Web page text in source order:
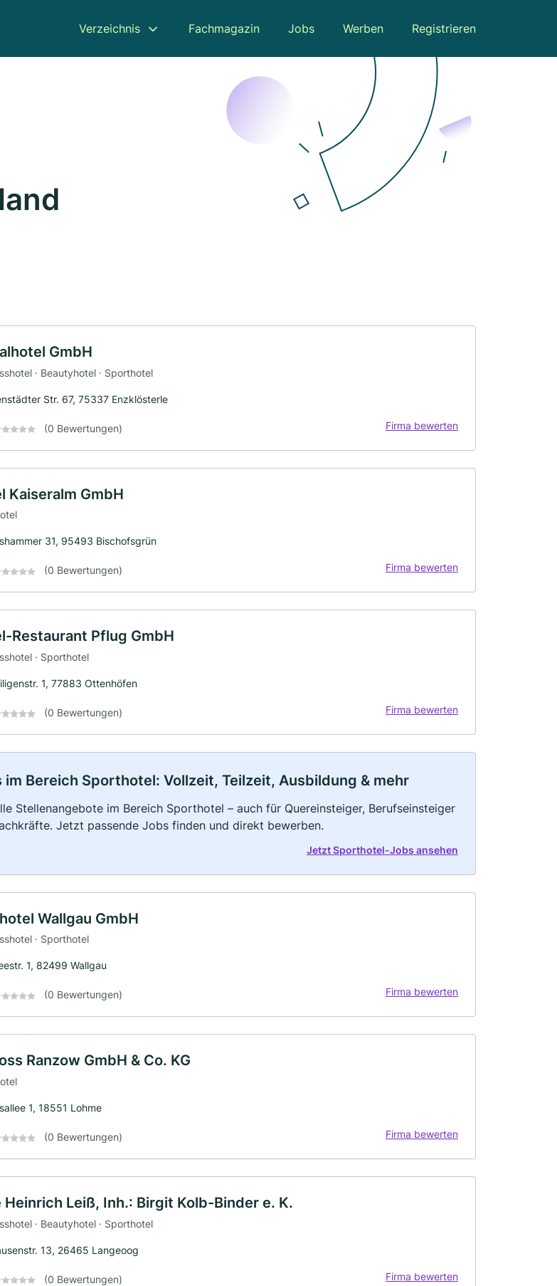
Verzeichnis Fachmagazin Jobs Werben Registrieren
GmbH
· Beautyhotel · Sporthotel
Str. 67, 75337 Enzklösterle
(0 Bewertungen) Firma bewerten
Kaiseralm GmbH
31, 95493 Bischofsgrün
(0 Bewertungen) Firma bewerten
Restaurant Pflug GmbH
· Sporthotel
1, 77883 Ottenhöfen
(0 Bewertungen) Firma bewerten
im Bereich Sporthotel: Vollzeit, Teilzeit, Ausbildung & mehr
Stellenangebote im Bereich Sporthotel – auch für Quereinsteiger, Berufseinsteiger
Jetzt passende Jobs finden und direkt bewerben.
Jetzt Sporthotel-Jobs ansehen
Wallgau GmbH
· Sporthotel
1, 82499 Wallgau
(0 Bewertungen) Firma bewerten
Ranzow GmbH & Co. KG
1, 18551 Lohme
(0 Bewertungen) Firma bewerten
Heinrich Leiß, Inh.: Birgit Kolb-Binder e. K.
· Beautyhotel · Sporthotel
13, 26465 Langeoog
(0 Bewertungen) Firma bewerten